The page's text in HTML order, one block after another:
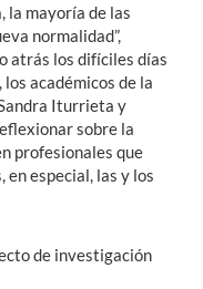
la mayoría de las
normalidad”,
atrás los difíciles días
académicos de la
Iturrieta y
sobre la
profesionales que
especial, las y los
de investigación